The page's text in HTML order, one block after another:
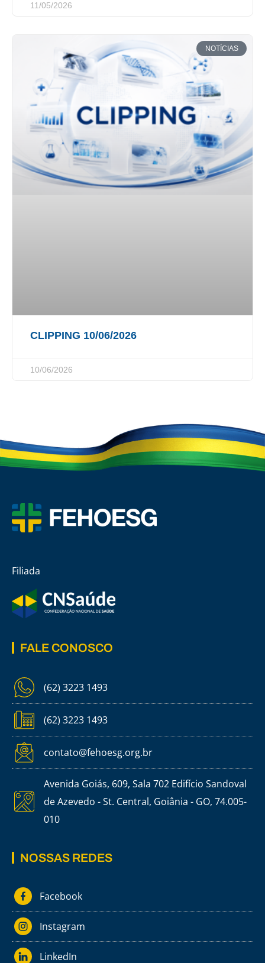
11/05/2026
NOTÍCIAS
CLIPPING 10/06/2026
10/06/2026
Filiada
FALE CONOSCO
(62) 3223 1493
(62) 3223 1493
contato@fehoesg.org.br
Avenida Goiás, 609, Sala 702 Edifício Sandoval
de Azevedo - St. Central, Goiânia - GO, 74.005-
010
NOSSAS REDES
Facebook
Instagram
LinkedIn